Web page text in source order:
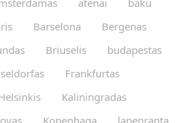
Barselona
Bergenas
Briuselis
budapestas
Frankfurtas
Kaliningradas
Kopenhaga
lapenranta